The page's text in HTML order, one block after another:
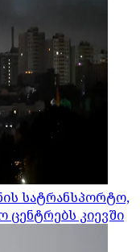
სატრანსპორტო,
კიევში